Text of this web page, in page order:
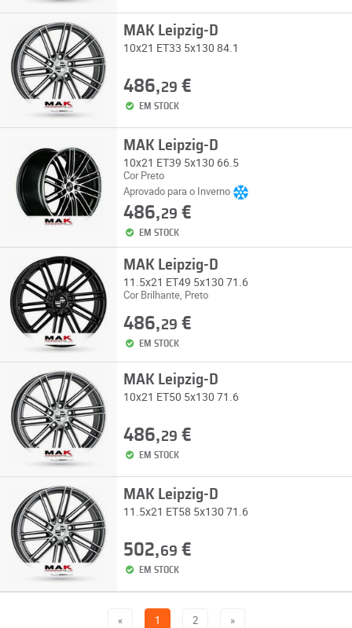
MAK Leipzig-D
10x21 ET33 5x130 84.1
486,29 €
EM STOCK
MAK Leipzig-D
10x21 ET39 5x130 66.5
Cor Preto
Aprovado para o Inverno
486,29 €
EM STOCK
MAK Leipzig-D
11.5x21 ET49 5x130 71.6
Cor Brilhante, Preto
486,29 €
EM STOCK
MAK Leipzig-D
10x21 ET50 5x130 71.6
486,29 €
EM STOCK
MAK Leipzig-D
11.5x21 ET58 5x130 71.6
502,69 €
EM STOCK
« 1 2 »